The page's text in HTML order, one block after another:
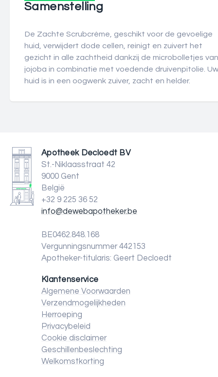
Samenstelling
De Zachte Scrubcrème, geschikt voor de gevoelige
huid, verwijdert dode cellen, reinigt en zuivert het
gezicht in alle zachtheid dankzij de microbolletjes van
jojoba in combinatie met voedende druivenpitolie. Uw
huid is in een oogwenk zuiver, zacht en helder.
Apotheek Decloedt BV
St.-Niklaasstraat 42
9000 Gent
België
+32 9 225 36 52
info@dewebapotheker.be
BE0462.848.168
Vergunningsnummer 442153
Apotheker-titularis: Geert Decloedt
Klantenservice
Algemene Voorwaarden
Verzendmogelijkheden
Herroeping
Privacybeleid
Cookie disclaimer
Geschillenbeslechting
Welkomstkorting